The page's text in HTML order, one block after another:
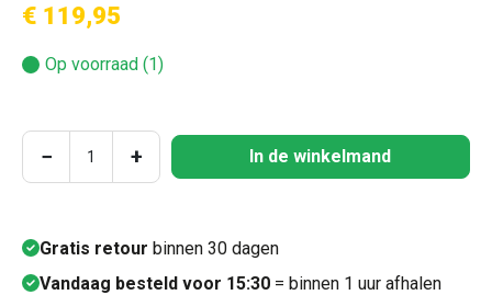
€ 119,95
Op voorraad (1)
Producthoeveelheid: Voer de gewenste
− + In de winkelmand
Gratis retour binnen 30 dagen
Vandaag besteld voor 15:30 = binnen 1 uur afhalen